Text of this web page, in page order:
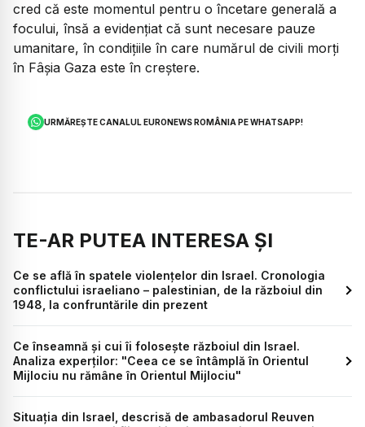
cred că este momentul pentru o încetare generală a
focului, însă a evidențiat că sunt necesare pauze
umanitare, în condițiile în care numărul de civili morți
în Fâșia Gaza este în creștere.
URMĂREȘTE CANALUL EURONEWS ROMÂNIA PE WHATSAPP!
TE-AR PUTEA INTERESA ȘI
Ce se află în spatele violențelor din Israel. Cronologia
conflictului israeliano – palestinian, de la războiul din
1948, la confruntările din prezent
Ce înseamnă și cui îi folosește războiul din Israel.
Analiza experților: "Ceea ce se întâmplă în Orientul
Mijlociu nu rămâne în Orientul Mijlociu"
Situația din Israel, descrisă de ambasadorul Reuven